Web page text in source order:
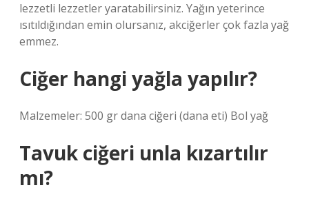
lezzetli lezzetler yaratabilirsiniz. Yağın yeterince
ısıtıldığından emin olursanız, akciğerler çok fazla yağ
emmez.
Ciğer hangi yağla yapılır?
Malzemeler: 500 gr dana ciğeri (dana eti) Bol yağ
Tavuk ciğeri unla kızartılır
mı?